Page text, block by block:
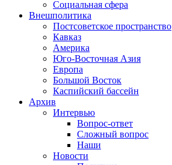
Социальная сфера
Внешполитика
Постсоветское пространство
Кавказ
Америка
Юго-Восточная Азия
Европа
Большой Восток
Каспийский бассейн
Архив
Интервью
Вопрос-ответ
Сложный вопрос
Наши
Новости